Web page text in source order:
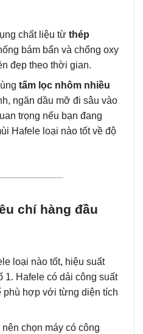
chất liệu từ thép
bám bẩn và chống oxy
đẹp theo thời gian.
tấm lọc nhôm nhiều
ngăn dầu mỡ đi sâu vào
trọng nếu bạn đang
Hafele loại nào tốt về độ
chí hàng đầu
loại nào tốt, hiệu suất
1. Hafele có dải công suất
phù hợp với từng diện tích
chọn máy có công